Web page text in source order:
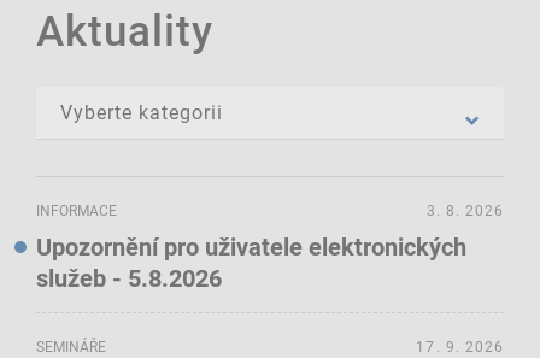
Aktuality
INFORMACE
Upozornění pro uživatele elektronických
služeb - 5.8.2026
3. 8. 2026
SEMINÁŘE 17. 9. 2026